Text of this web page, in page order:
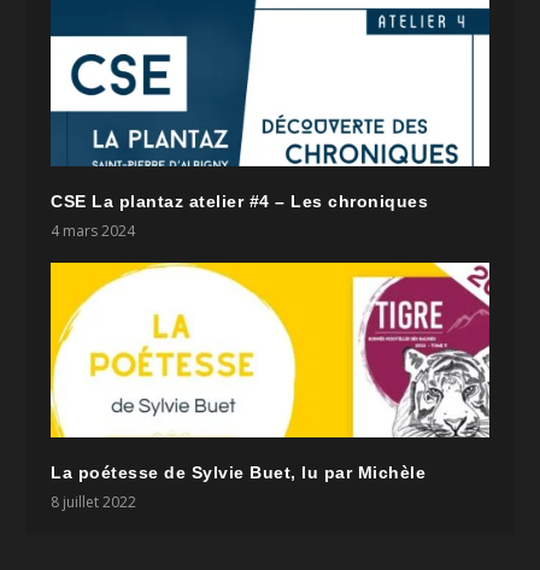
CSE La plantaz atelier #4 – Les chroniques
4 mars 2024
La poétesse de Sylvie Buet, lu par Michèle
8 juillet 2022